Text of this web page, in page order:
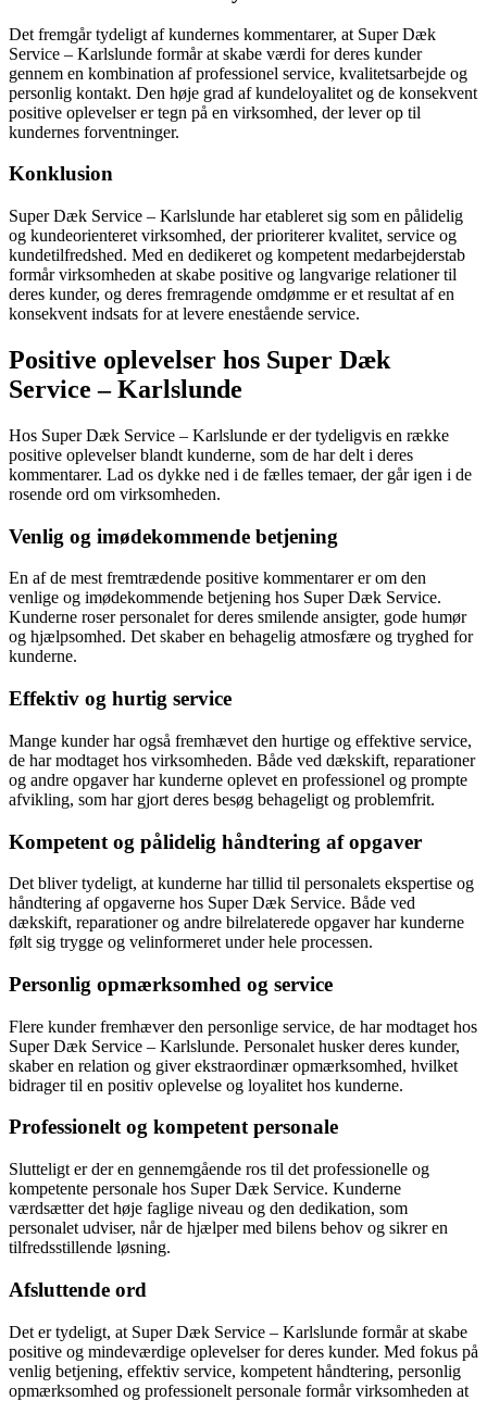
Det fremgår tydeligt af kundernes kommentarer, at Super Dæk
Service – Karlslunde formår at skabe værdi for deres kunder
gennem en kombination af professionel service, kvalitetsarbejde og
personlig kontakt. Den høje grad af kundeloyalitet og de konsekvent
positive oplevelser er tegn på en virksomhed, der lever op til
kundernes forventninger.
Konklusion
Super Dæk Service – Karlslunde har etableret sig som en pålidelig
og kundeorienteret virksomhed, der prioriterer kvalitet, service og
kundetilfredshed. Med en dedikeret og kompetent medarbejderstab
formår virksomheden at skabe positive og langvarige relationer til
deres kunder, og deres fremragende omdømme er et resultat af en
konsekvent indsats for at levere enestående service.
Positive oplevelser hos Super Dæk
Service – Karlslunde
Hos Super Dæk Service – Karlslunde er der tydeligvis en række
positive oplevelser blandt kunderne, som de har delt i deres
kommentarer. Lad os dykke ned i de fælles temaer, der går igen i de
rosende ord om virksomheden.
Venlig og imødekommende betjening
En af de mest fremtrædende positive kommentarer er om den
venlige og imødekommende betjening hos Super Dæk Service.
Kunderne roser personalet for deres smilende ansigter, gode humør
og hjælpsomhed. Det skaber en behagelig atmosfære og tryghed for
kunderne.
Effektiv og hurtig service
Mange kunder har også fremhævet den hurtige og effektive service,
de har modtaget hos virksomheden. Både ved dækskift, reparationer
og andre opgaver har kunderne oplevet en professionel og prompte
afvikling, som har gjort deres besøg behageligt og problemfrit.
Kompetent og pålidelig håndtering af opgaver
Det bliver tydeligt, at kunderne har tillid til personalets ekspertise og
håndtering af opgaverne hos Super Dæk Service. Både ved
dækskift, reparationer og andre bilrelaterede opgaver har kunderne
følt sig trygge og velinformeret under hele processen.
Personlig opmærksomhed og service
Flere kunder fremhæver den personlige service, de har modtaget hos
Super Dæk Service – Karlslunde. Personalet husker deres kunder,
skaber en relation og giver ekstraordinær opmærksomhed, hvilket
bidrager til en positiv oplevelse og loyalitet hos kunderne.
Professionelt og kompetent personale
Slutteligt er der en gennemgående ros til det professionelle og
kompetente personale hos Super Dæk Service. Kunderne
værdsætter det høje faglige niveau og den dedikation, som
personalet udviser, når de hjælper med bilens behov og sikrer en
tilfredsstillende løsning.
Afsluttende ord
Det er tydeligt, at Super Dæk Service – Karlslunde formår at skabe
positive og mindeværdige oplevelser for deres kunder. Med fokus på
venlig betjening, effektiv service, kompetent håndtering, personlig
opmærksomhed og professionelt personale formår virksomheden at